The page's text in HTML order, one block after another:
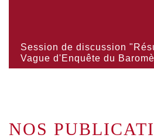
Session de discussion
Vague d'Enquête du
NOS